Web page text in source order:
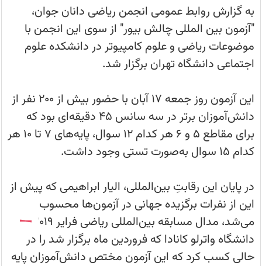
با
حضور
بیش
از
200
دانش‌آموز
برگزار
شد.
به گزارش روابط عمومی انجمن ریاضی دانان جوان،
"آزمون بین المللی چالش بیور" از سوی این انجمن با
موضوعات ریاضی و علوم کامپیوتر در دانشکده علوم
اجتماعی دانشگاه تهران برگزار شد.
این آزمون روز جمعه ۱۷ آبان با حضور بیش از ۲۰۰ نفر از
دانش‌آموزان برتر در سه سانس ۴۵ دقیقه‌ای بود که
برای مقاطع ۵ و ۶ هر کدام ۱۲ سوال، پایه‌های ۷ تا ۱۰ هر
کدام ۱۵ سوال به‌صورت تستی وجود داشت.
در پایان این رقابتِ بین‌المللی، الیار ابراهیمی که پیش از
این از نفرات برگزیده جهانی در آزمون‌ها محسوب
می‌شد، مدال مسابقه بین‌المللی ریاضی فرایر 2019
دانشگاه واترلو کانادا که فروردین ماه برگزار شد را در
حالی کسب کرد که این آزمون مختص دانش‌آموزان پایه